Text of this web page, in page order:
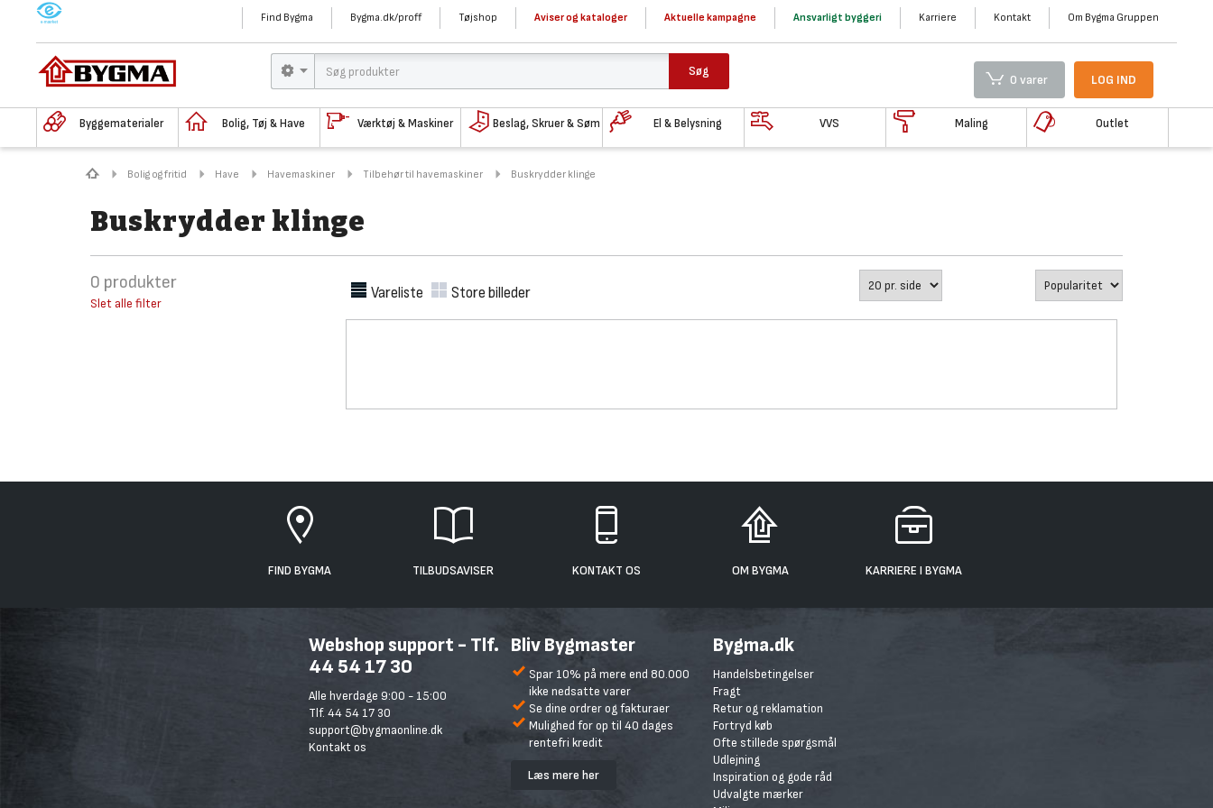
M Find Bygma Bygma.dk/proff Tøjshop Aviser og kataloger Aktuelle kampagne Ansvarligt byggeri Karriere Kontakt Om Bygma Gruppen
Søg
0 varer LOG IND
Byggematerialer Bolig, Tøj & Have Værktøj & Maskiner Beslag, Skruer & Søm El & Belysning VVS Maling Outlet
Bolig og fritid Have Havemaskiner Tilbehør til havemaskiner Buskrydder klinge
Buskrydder klinge
0 produkter
Slet alle filter
Vareliste Store billeder
FIND BYGMA TILBUDSAVISER KONTAKT OS OM BYGMA KARRIERE I BYGMA
Webshop support - Tlf.
44 54 17 30
Alle hverdage 9:00 - 15:00
Tlf. 44 54 17 30
support@bygmaonline.dk
Kontakt os
Bliv Bygmaster
Spar 10% på mere end 80.000
ikke nedsatte varer
Se dine ordrer og fakturaer
Mulighed for op til 40 dages
rentefri kredit
Læs mere her
Bygma.dk
Handelsbetingelser
Fragt
Retur og reklamation
Fortryd køb
Ofte stillede spørgsmål
Udlejning
Inspiration og gode råd
Udvalgte mærker